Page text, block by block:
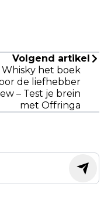
Volgend artikel
Whisky het boek
de liefhebber
– Test je brein
met Offringa